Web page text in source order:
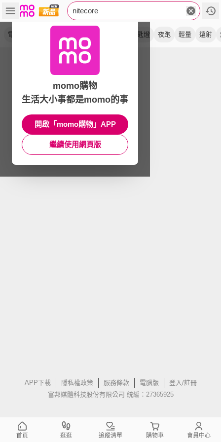
nitecore
電筒王 鑰匙燈 夜跑 輕量 遠射
APP下載 隱私權政策 服務條款 電腦版
登入/註冊
富邦媒體科技股份有限公司 統編：27365925
momo購物
生活大小事都是momo的事
開啟「momo購物」APP
繼續使用網頁版
首頁 逛逛 追蹤清單 購物車 會員中心